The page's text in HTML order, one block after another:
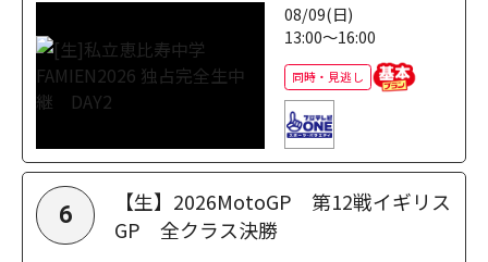
08/09(日)
13:00～16:00
同時・見逃し
6
【生】2026MotoGP 第12戦イギリス
GP 全クラス決勝